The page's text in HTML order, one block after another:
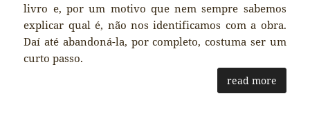
livro e, por um motivo que nem sempre sabemos
explicar qual é, não nos identificamos com a obra.
Daí até abandoná-la, por completo, costuma ser um
curto passo.
read more